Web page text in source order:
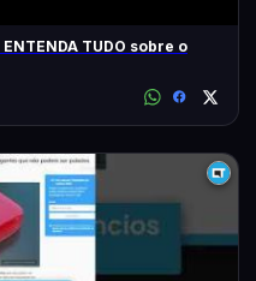
ENTENDA TUDO sobre o